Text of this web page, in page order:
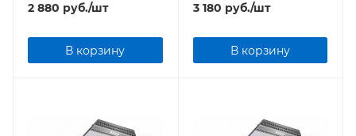
2 880 руб./шт
В корзину
3 180 руб./шт
В корзину